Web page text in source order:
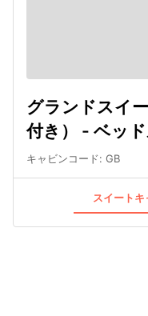
グランドスイ
付き） - ベッ
キャビンコード: GB
スイート